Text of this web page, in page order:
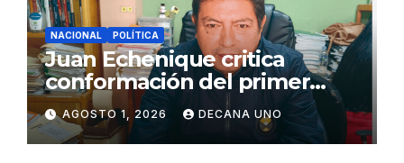
NACIONAL POLÍTICA
Juan Echenique critica
conformación del primer
gabinete ministerial de Keiko
Fujimori
AGOSTO 1, 2026 DECANA UNO